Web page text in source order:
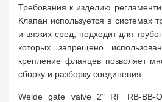
Требования к изделию
Клапан используется в системах
и вязких сред, подходит для
которых запрещено
крепление фланцев позволяет
сборку и разборку соединения.
Welde gate valve 2" RF RB-BB-